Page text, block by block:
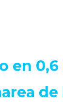
en
de